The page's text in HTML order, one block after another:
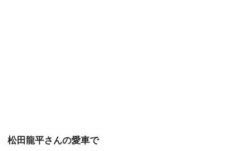
松田龍平さんの愛車で